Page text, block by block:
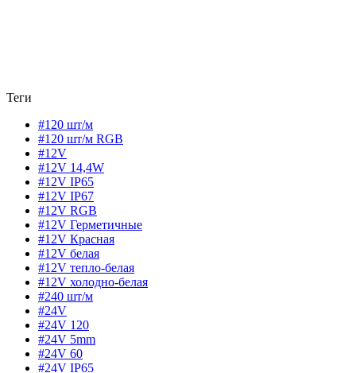
Теги
#120 шт/м
#120 шт/м RGB
#12V
#12V 14,4W
#12V IP65
#12V IP67
#12V RGB
#12V Герметичные
#12V Красная
#12V белая
#12V тепло-белая
#12V холодно-белая
#240 шт/м
#24V
#24V 120
#24V 5mm
#24V 60
#24V IP65